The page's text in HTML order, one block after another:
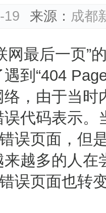
19 来源： 成都
网最后一页”
到“404
，由于当时
代码表示
误页面，但
来越多的人
误页面也转